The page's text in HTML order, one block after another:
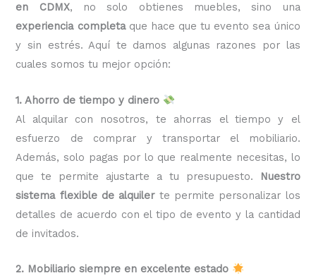
en CDMX, no solo obtienes muebles, sino una
experiencia completaque hace que tu evento sea único
y sin estrés. Aquí te damos algunas razones por las
cuales somos tu mejor opción:
1. Ahorro de tiempo y dinero
Al alquilar con nosotros, te ahorras el tiempo y el
esfuerzo de comprar y transportar el mobiliario.
Además, solo pagas por lo que realmente necesitas, lo
que te permite ajustarte a tu presupuesto.
Nuestro
sistema flexible de alquilerte permite personalizar los
detalles de acuerdo con el tipo de evento y la cantidad
de invitados.
2. Mobiliario siempre en excelente estado